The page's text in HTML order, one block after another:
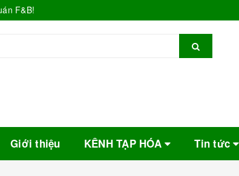
F&B!
Giới thiệu KÊNH TẠP HÓA Tin tức